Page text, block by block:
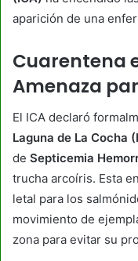
aparición de una
Cuarentena
Amenaza
​El ICA declaró
Laguna de La Cocha
de Septicemia
trucha arcoíris. Esta
letal para los
movimiento de
zona para evitar su